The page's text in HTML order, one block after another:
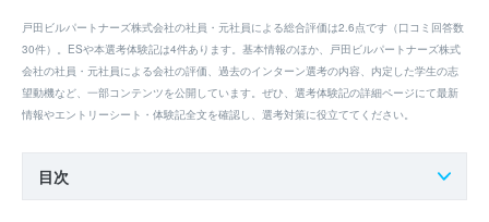
戸田ビルパートナーズ株式会社の社員・元社員による総合評価は2.6点です（口コミ回答数
30件）。ESや本選考体験記は4件あります。基本情報のほか、戸田ビルパートナーズ株式
会社の社員・元社員による会社の評価、過去のインターン選考の内容、内定した学生の志
望動機など、一部コンテンツを公開しています。ぜひ、選考体験記の詳細ページにて最新
情報やエントリーシート・体験記全文を確認し、選考対策に役立ててください。
目次